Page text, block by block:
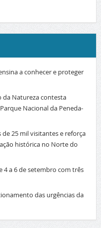
a conhecer e proteger
da Natureza contesta
Nacional da Peneda-
de 25 mil visitantes e reforça
histórica no Norte do
4 a 6 de setembro com três
das urgências da